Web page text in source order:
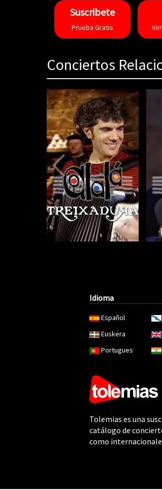
traballaban e cantaban
canta polo baixo e, cada día
Suscribete
Prueba Gratis
Conciertos
Complete
(danger)
Idioma
Español
Euskera
Portugues
Tolemias es una
catálogo de
como